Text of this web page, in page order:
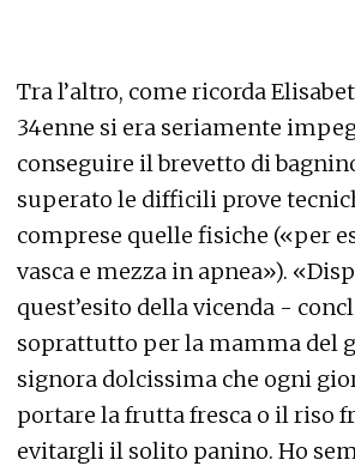
Tra l’altro, come ricorda
34enne si era seriamente
conseguire il brevetto di
superato le difficili prove
comprese quelle fisiche («per
vasca e mezza in apnea»).
quest’esito della vicenda -
soprattutto per la mamma del
signora dolcissima che ogni
portare la frutta fresca o il riso
evitargli il solito panino. Ho